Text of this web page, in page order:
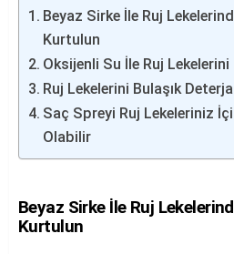
Beyaz Sirke İle Ruj
Kurtulun
Oksijenli Su İle Ruj Lekelerini
Ruj Lekelerini Bulaşık
Saç Spreyi Ruj Lekeleriniz
Olabilir
Beyaz Sirke İle Ruj
Kurtulun